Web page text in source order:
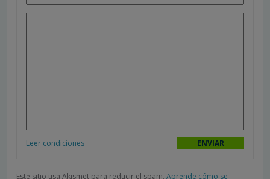
Leer condiciones
Este sitio usa Akismet para reducir el spam. Aprende cómo se